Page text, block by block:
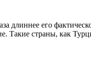
длиннее его
Такие страны, как